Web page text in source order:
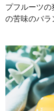
プフルーツの
の苦味のバラ